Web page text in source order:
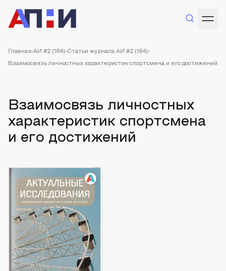
Главная АИ #2 (184) Статьи журнала АИ #2 (184)
Взаимосвязь личностных характеристик спортсмена и его достижений
Взаимосвязь личностных
характеристик спортсмена
и его достижений